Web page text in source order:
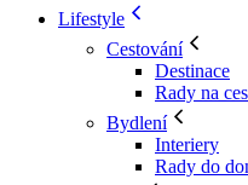
Lifestyle
Cestování
Destinace
Rady na
Bydlení
Interiery
Rady do